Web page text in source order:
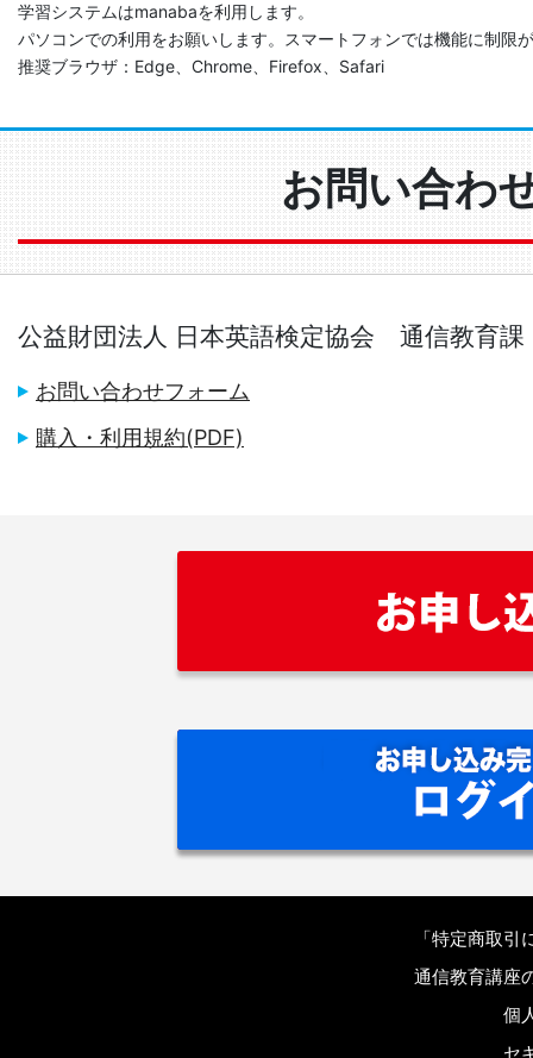
学習システムはmanabaを利用します。
パソコンでの利用をお願いします。スマートフォンでは機能に制限
推奨ブラウザ：Edge、Chrome、Firefox、Safari
お問い合わ
公益財団法人 日本英語検定協会 通信教育課
お問い合わせフォーム
購入・利用規約(PDF)
「特定商取
通信教育講座
個
セ